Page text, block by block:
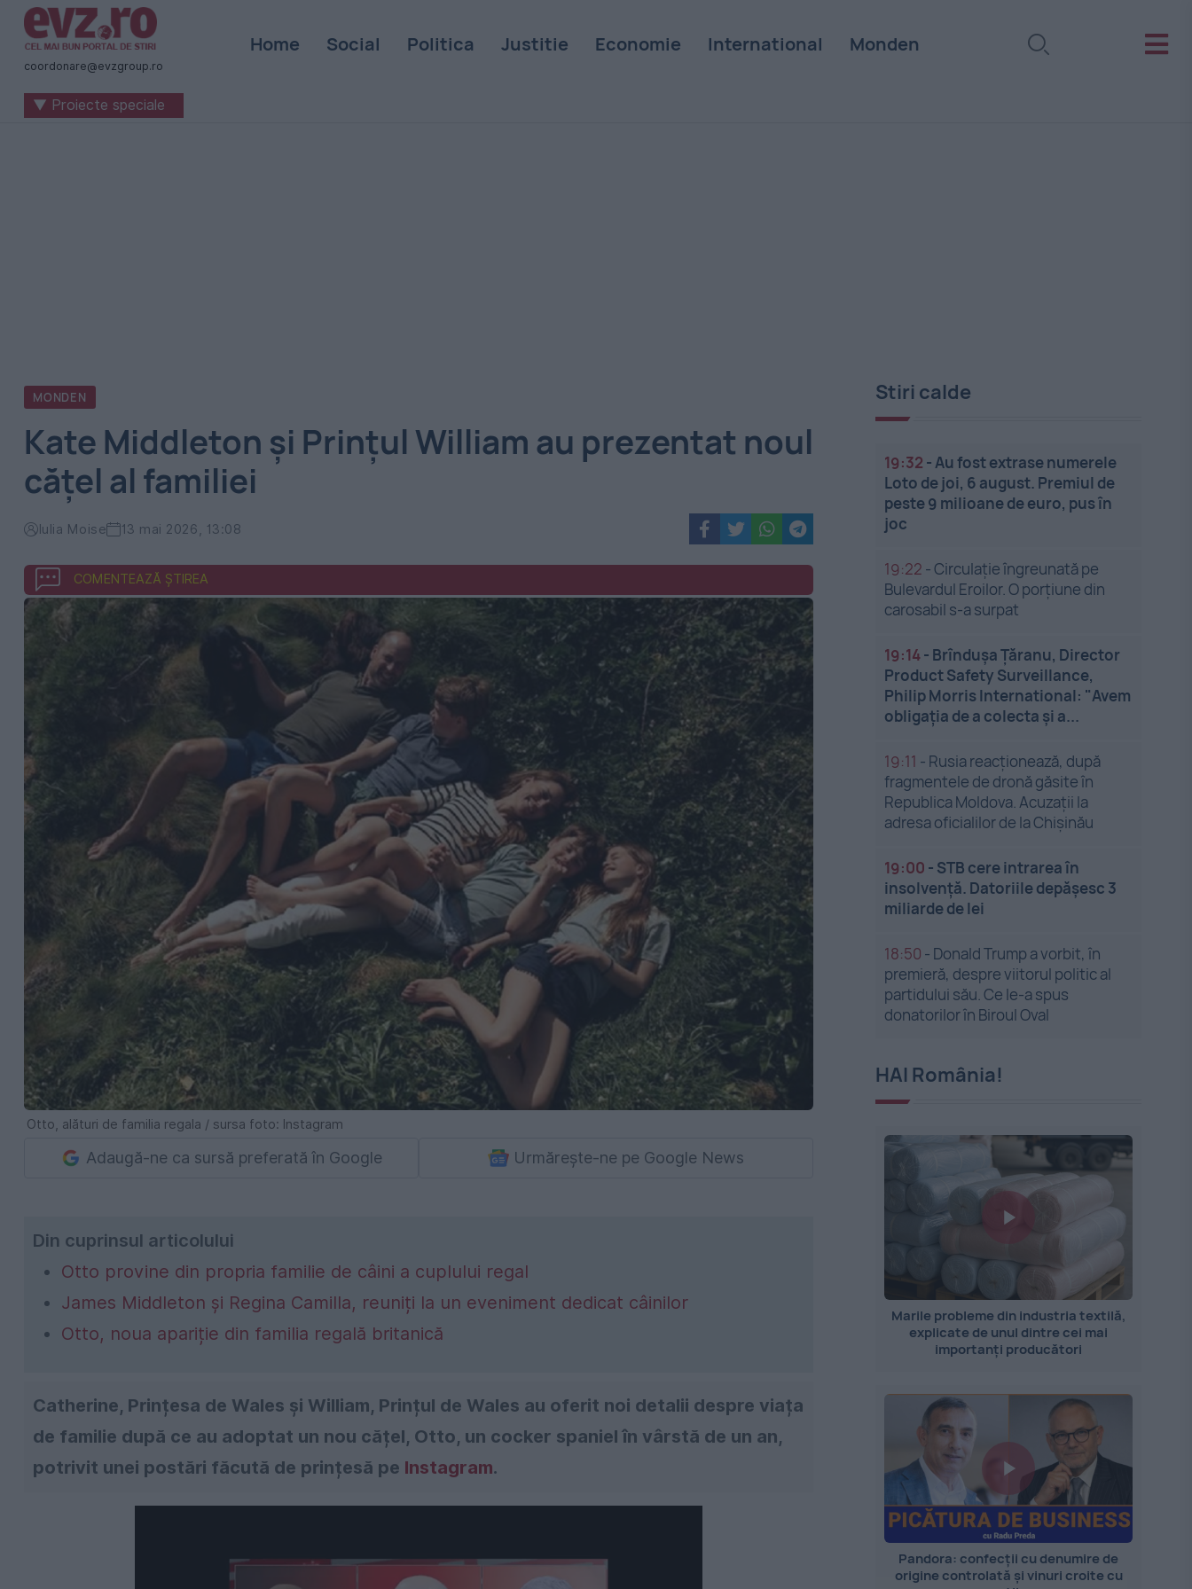
Știri
naționale
internaționale
coordonare@evzgroup.ro
Home Social Politica Justitie Economie International Monden
▼ Proiecte speciale
MONDEN
Kate Middleton și Prințul William au prezentat noul
cățel al familiei
Iulia Moise 13 mai 2026, 13:08
COMENTEAZĂ ȘTIREA
Otto, alături de familia regala / sursa foto: Instagram
Adaugă-ne ca sursă preferată în Google Urmărește-ne pe Google News
Din cuprinsul articolului
Otto provine din propria familie de câini a cuplului regal
James Middleton și Regina Camilla, reuniți la un eveniment dedicat câinilor
Otto, noua apariție din familia regală britanică
Catherine, Prințesa de Wales și William, Prințul de Wales au oferit noi detalii despre viața
de familie după ce au adoptat un nou cățel, Otto, un cocker spaniel în vârstă de un an,
potrivit unei postări făcută de prințesă pe Instagram.
Stiri calde
19:32 -Au fost extrase numerele
Loto de joi, 6 august. Premiul de
peste 9 milioane de euro, pus în
joc
19:22 -Circulație îngreunată pe
Bulevardul Eroilor. O porțiune din
carosabil s-a surpat
19:14- Brîndușa Țăranu, Director
Product Safety Surveillance,
Philip Morris International: "Avem
obligația de a colecta și a...
19:11 - Rusia reacționează, după
fragmentele de dronă găsite în
Republica Moldova. Acuzații la
adresa oficialilor de la Chișinău
19:00 - STB cere intrarea în
insolvență. Datoriile depășesc 3
miliarde de lei
18:50 - Donald Trump a vorbit, în
premieră, despre viitorul politic al
partidului său. Ce le-a spus
donatorilor în Biroul Oval
HAI România!
Marile probleme din industria textilă,
explicate de unul dintre cei mai
importanți producători
Pandora: confecții cu denumire de
origine controlată și vinuri croite cu